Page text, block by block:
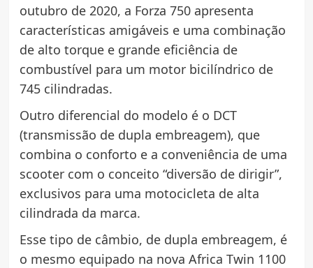
outubro de 2020, a Forza 750 apresenta
características amigáveis e uma combinação
de alto torque e grande eficiência de
combustível para um motor bicilíndrico de
745 cilindradas.
Outro diferencial do modelo é o DCT
(transmissão de dupla embreagem), que
combina o conforto e a conveniência de uma
scooter com o conceito “diversão de dirigir”,
exclusivos para uma motocicleta de alta
cilindrada da marca.
Esse tipo de câmbio, de dupla embreagem, é
o mesmo equipado na nova Africa Twin 1100